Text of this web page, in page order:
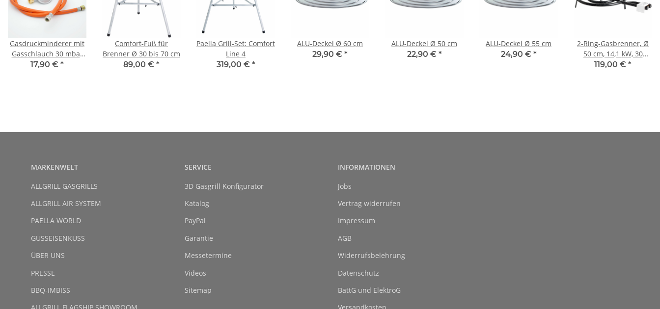
Gasdruckminderer mit
Gasschlauch 30 mbar
(Set)
17,90 € *
Comfort-Fuß für
Brenner Ø 30 bis 70 cm
89,00 € *
Paella Grill-Set: Comfort
Line 4
319,00 € *
ALU-Deckel Ø 60 cm
29,90 € *
ALU-Deckel Ø 50 cm
22,90 € *
ALU-Deckel Ø 55 cm
24,90 € *
2-Ring-Gasbrenner, Ø
50 cm, 14,1 kW, 30
mbar*
119,00 € *
MARKENWELT
ALLGRILL GASGRILLS
ALLGRILL AIR SYSTEM
PAELLA WORLD
GUSSEISENKUSS
ÜBER UNS
PRESSE
BBQ-IMBISS
SERVICE
3D Gasgrill Konfigurator
Katalog
PayPal
Garantie
Messetermine
Videos
Sitemap
INFORMATIONEN
Jobs
Vertrag widerrufen
Impressum
AGB
Widerrufsbelehrung
Datenschutz
BattG und ElektroG